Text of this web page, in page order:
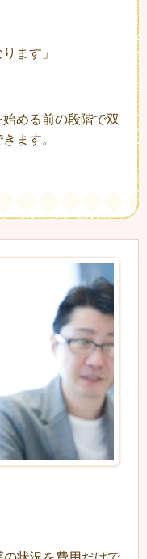
ます」
める前の段階で双
ます。